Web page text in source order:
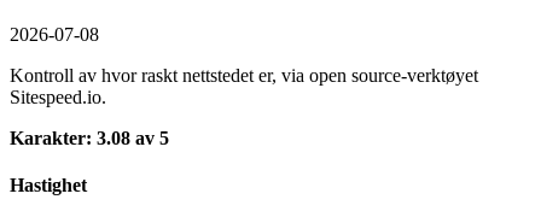
2026-07-08
Kontroll av hvor raskt nettstedet er, via open source-verktøyet
Sitespeed.io.
Karakter: 3.08 av 5
Hastighet